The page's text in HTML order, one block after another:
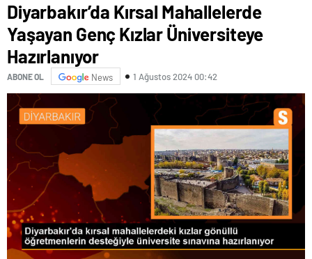
Diyarbakır’da Kırsal Mahallelerde
Yaşayan Genç Kızlar Üniversiteye
Hazırlanıyor
ABONE OL News 1 Ağustos 2024 00:42